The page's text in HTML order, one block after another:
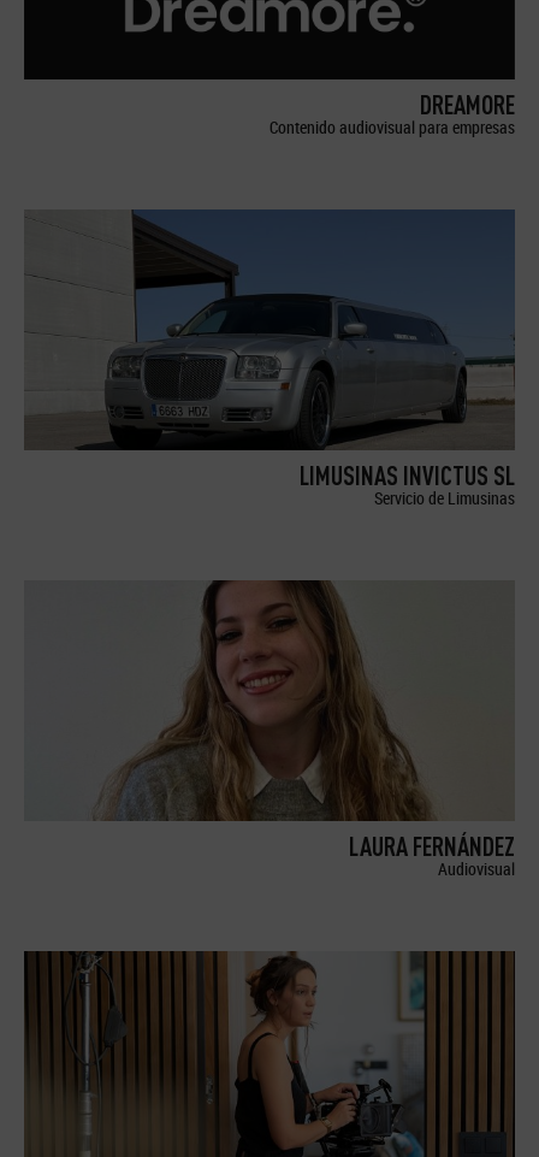
DREAMORE
Contenido audiovisual para empresas
LIMUSINAS INVICTUS SL
Servicio de Limusinas
LAURA FERNÁNDEZ
Audiovisual